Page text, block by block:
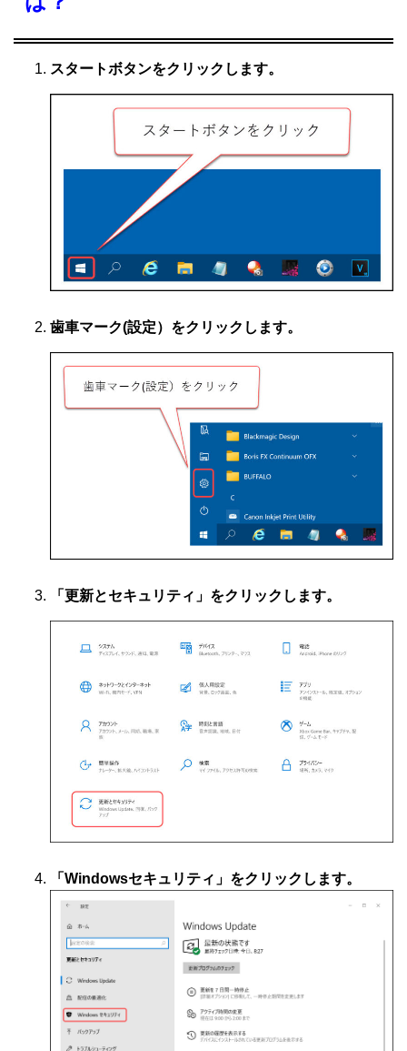
スタートボタンをクリックします。
歯車マーク(設定）をクリックします。
「更新とセキュリティ」をクリックします。
「Windowsセキュリティ」をクリックします。